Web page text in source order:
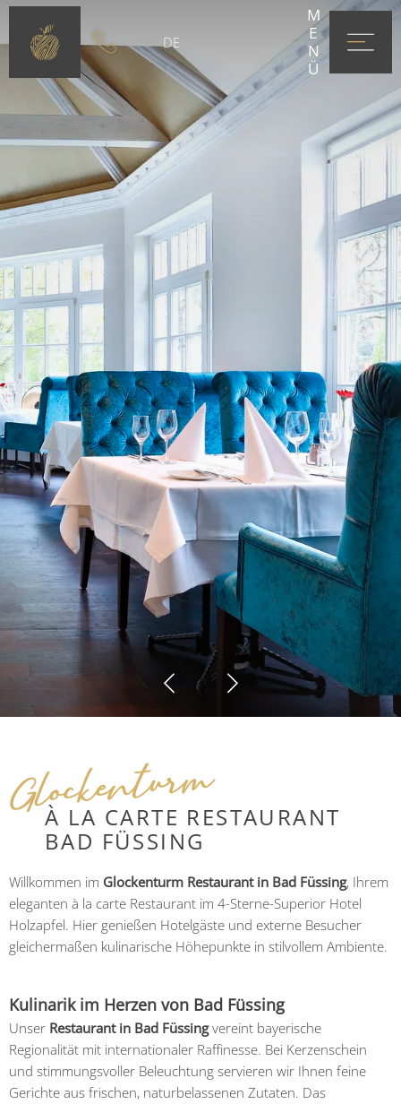
DE MENÜ
Glockenturm
À LA CARTE RESTAURANT
BAD FÜSSING
Willkommen im Glockenturm Restaurant in Bad Füssing, Ihrem
eleganten à la carte Restaurant im 4-Sterne-Superior Hotel
Holzapfel. Hier genießen Hotelgäste und externe Besucher
gleichermaßen kulinarische Höhepunkte in stilvollem Ambiente.
Kulinarik im Herzen von Bad Füssing
Unser Restaurant in Bad Füssingvereint bayerische
Regionalität mit internationaler Raffinesse. Bei Kerzenschein
und stimmungsvoller Beleuchtung servieren wir Ihnen feine
Gerichte aus frischen, naturbelassenen Zutaten. Das